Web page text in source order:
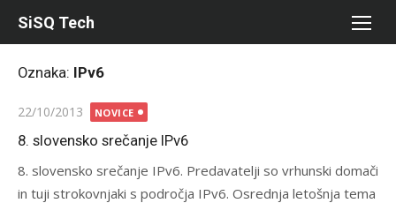
SiSQ Tech
Oznaka: IPv6
Posted
on
22/10/2013 NOVICE
8. slovensko srečanje IPv6
8. slovensko srečanje IPv6. Predavatelji so vrhunski domači
in tuji strokovnjaki s področja IPv6. Osrednja letošnja tema